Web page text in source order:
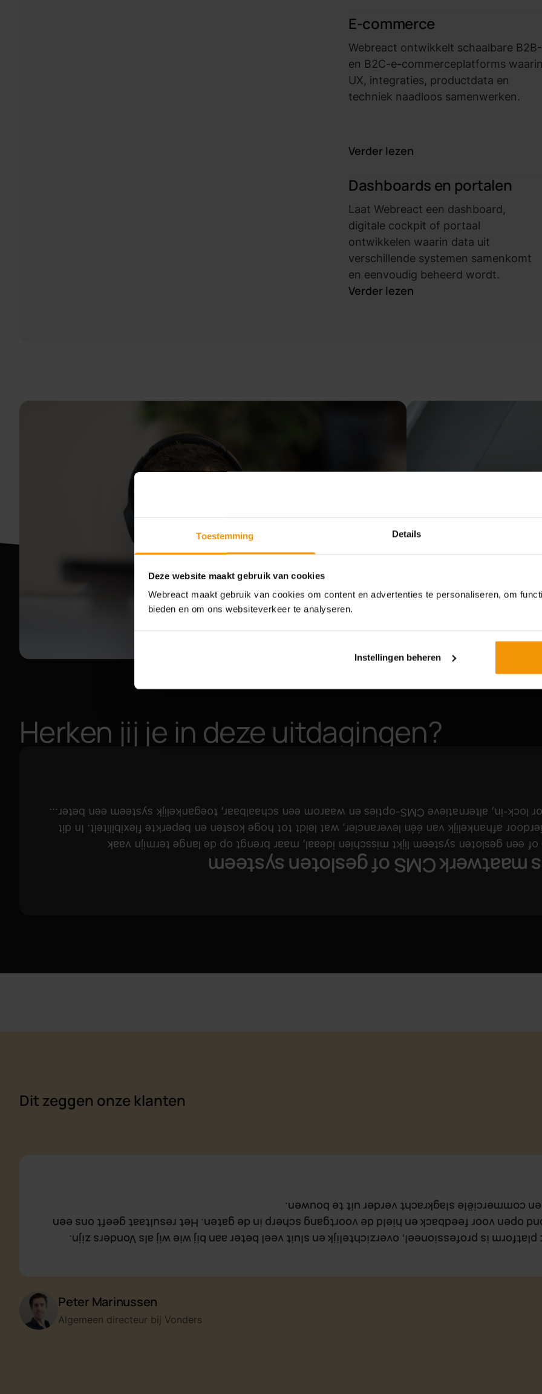
Toestemming Details
Deze website maakt gebruik van cookies
Webreact maakt gebruik van cookies om content en advertenties te personaliseren, om
bieden en om ons websiteverkeer te analyseren.
Instellingen beheren
E-commerce
Webreact ontwikkelt schaalbare B2B-
en B2C-e-commerceplatforms
UX, integraties, productdata en
techniek naadloos samenwerken.
Verder lezen
Dashboards en portalen
Laat Webreact een dashboard,
digitale cockpit of portaal
ontwikkelen waarin data uit
verschillende systemen samenkomt
en eenvoudig beheerd wordt.
Verder lezen
Herken jij je in deze uitdagingen?
Ik voel me beperkt door ons
Een website die draait op een maatwerk CMS of een gesloten systeem lijkt
beperkingen met zich mee. Bedrijven raken hierdoor afhankelijk van één leverancier, wat
artikel bespreken we de risico’s van een vendor lock-in, alternatieve CMS-opties en waarom
Dit zeggen onze klanten
We zijn erg blij met de nieuwe website. Het platform is professioneel, overzichtelijk en
Webreact heeft proactief meegedacht, stond open voor feedback en hield de voortgang
sterke basis om onze online zichtbaarheid en
Peter Marinussen
Algemeen directeur bij Vonders